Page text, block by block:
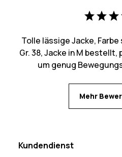
Tolle lässige Jacke,
Gr. 38, Jacke in M
um genug
Mehr
Kundendienst